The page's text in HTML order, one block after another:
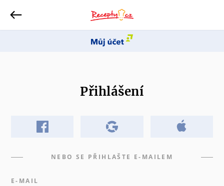
Přihlášení
NEBO SE PŘIHLAŠTE E-MAILEM
E-MAIL